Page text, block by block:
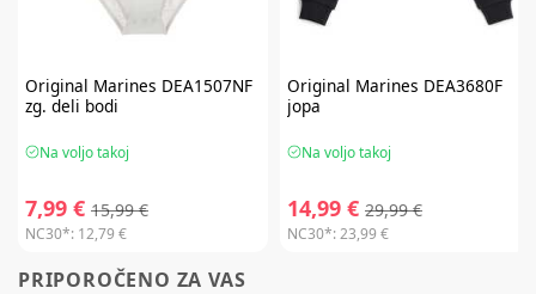
Original Marines DEA1507NF
zg. deli bodi
Na voljo takoj
7,99 € 15,99 €
NC30*: 12,79 €
Original Marines DEA3680F
jopa
Na voljo takoj
14,99 € 29,99 €
NC30*:23,99 €
PRIPOROČENO ZA VAS